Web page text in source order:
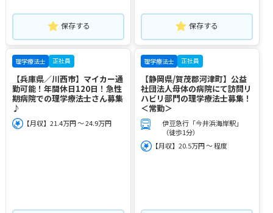
保存する 保存する
理学療法士 正社員
【兵庫県／川西市】マイカー通
勤可能！年間休日120日！急性
期病院での理学療法士さん募集
♪
【月収】21.4万円 ～ 24.9万円
理学療法士 正社員
【静岡県/賀茂郡河津町】公益
社団法人母体の病院にて訪問リ
ハビリ部門の理学療法士募集！
＜常勤＞
伊豆急行「今井浜海岸駅」
（徒歩1分）
【月収】20.5万円 ～ 程度